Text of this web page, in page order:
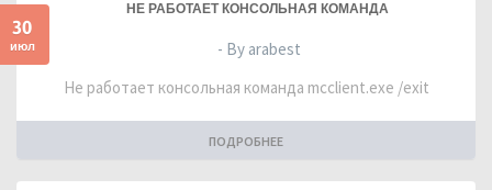
30
июл
НЕ РАБОТАЕТ КОНСОЛЬНАЯ КОМАНДА
- By arabest
Не работает консольная команда mcclient.exe /exit
ПОДРОБНЕЕ